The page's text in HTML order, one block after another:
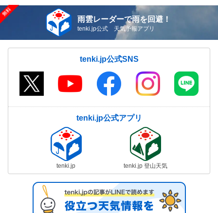
雨雲レーダーで雨を回避！
tenki.jp公式 天気予報アプリ
tenki.jp公式SNS
tenki.jp公式アプリ
tenki.jp tenki.jp 登山天気